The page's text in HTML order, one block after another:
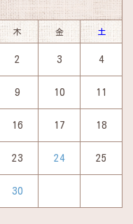
木 金 土
2 3 4
9 10 11
16 17 18
23 24 25
30